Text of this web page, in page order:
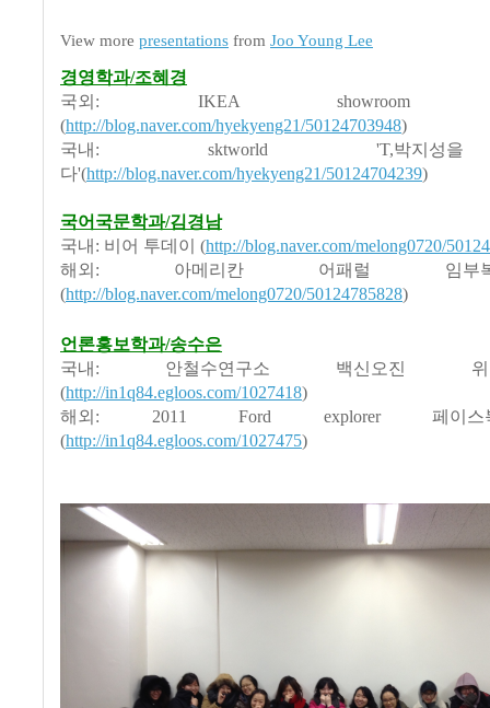
View more presentations from Joo Young Lee
경영학과/조혜경
국외: IKEA showroom
(http://blog.naver.com/hyekyeng21/50124703948)
국내: sktworld 'T,박지성
다'(http://blog.naver.com/hyekyeng21/50124704239)
국어국문학과/김경남
국내: 비어 투데이 (http://blog.naver.com/melong0720/
해외: 아메리칸 어패럴 임
(http://blog.naver.com/melong0720/50124785828)
언론홍보학과/송수은
국내: 안철수연구소 백신오진
(http://in1q84.egloos.com/1027418)
해외: 2011 Ford explorer 페이스
(http://in1q84.egloos.com/1027475)